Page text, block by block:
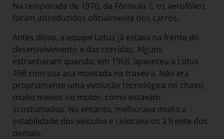
Na temporada de 1970, da Fórmula 1, os aerofólios
foram introduzidos oficialmente nos carros.
Antes disso, a equipe Lotus já estava na frente do
desenvolvimento e das corridas. Alguns
estranharam quando, em 1968, apareceu a Lotus
49B com sua asa montada na traseira. Não era
propriamente uma evolução tecnológica no chassi,
muito menos no motor, como estavam
acostumados. No entanto, melhorava muito a
estabilidade dos veículos e colocava-os à frente dos
demais.